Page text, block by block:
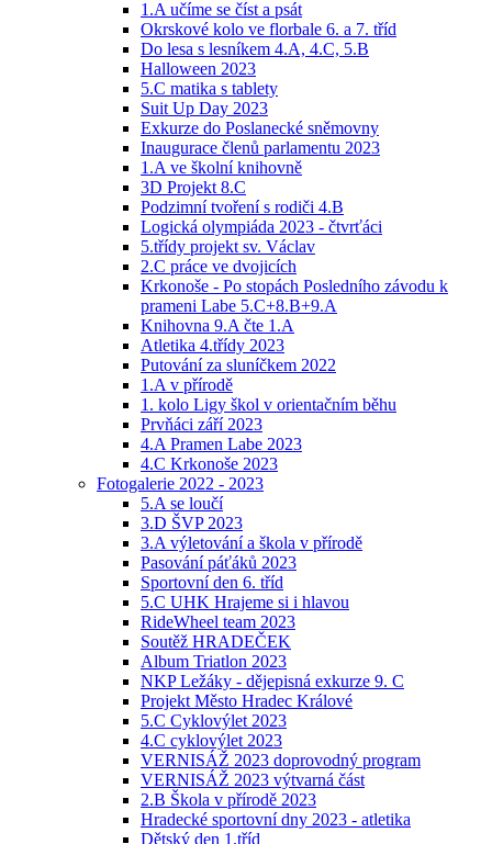
1.A učíme se číst a psát
Okrskové kolo ve florbale 6. a 7. tříd
Do lesa s lesníkem 4.A, 4.C, 5.B
Halloween 2023
5.C matika s tablety
Suit Up Day 2023
Exkurze do Poslanecké sněmovny
Inaugurace členů parlamentu 2023
1.A ve školní knihovně
3D Projekt 8.C
Podzimní tvoření s rodiči 4.B
Logická olympiáda 2023 - čtvrťáci
5.třídy projekt sv. Václav
2.C práce ve dvojicích
Krkonoše - Po stopách Posledního závodu k
prameni Labe 5.C+8.B+9.A
Knihovna 9.A čte 1.A
Atletika 4.třídy 2023
Putování za sluníčkem 2022
1.A v přírodě
1. kolo Ligy škol v orientačním běhu
Prvňáci září 2023
4.A Pramen Labe 2023
4.C Krkonoše 2023
Fotogalerie 2022 - 2023
5.A se loučí
3.D ŠVP 2023
3.A výletování a škola v přírodě
Pasování páťáků 2023
Sportovní den 6. tříd
5.C UHK Hrajeme si i hlavou
RideWheel team 2023
Soutěž HRADEČEK
Album Triatlon 2023
NKP Ležáky - dějepisná exkurze 9. C
Projekt Město Hradec Králové
5.C Cyklovýlet 2023
4.C cyklovýlet 2023
VERNISÁŽ 2023 doprovodný program
VERNISÁŽ 2023 výtvarná část
2.B Škola v přírodě 2023
Hradecké sportovní dny 2023 - atletika
Dětský den 1.tříd